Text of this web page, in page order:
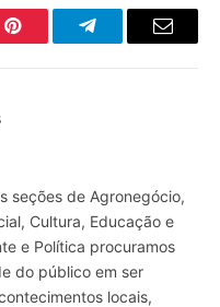
Pinterest TelegramaE-
seções de Agronegócio,
Cultura, Educação e
e Política procuramos
do público em ser
locais,